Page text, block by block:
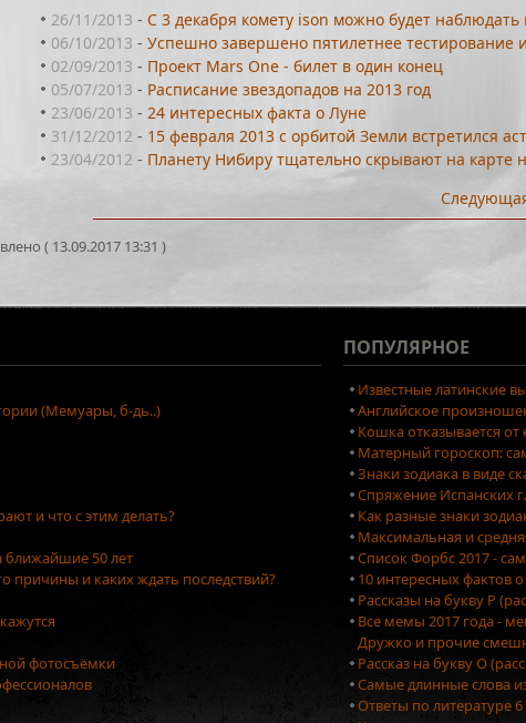
26/11/2013 - С 3 декабря комету ison можно будет
06/10/2013 -Успешно завершено пятилетнее тестирование
02/09/2013 - Проект Mars One - билет в один конец
05/07/2013 - Расписание звездопадов на 2013 год
23/06/2013 - 24 интересных факта о Луне
31/12/2012 - 15 февраля 2013 с орбитой Земли встретился
23/04/2012 - Планету Нибиру тщательно скрывают на карте
( 13.09.2017 13:31 )
(Мемуары, б-дь..)
и что с этим делать?
ближайшие 50 лет
причины и каких ждать последствий?
фотосъёмки
ПОПУЛЯРНОЕ
Известные латинские
Английское
Кошка отказывается
Матерный гороскоп:
Знаки зодиака в виде
Спряжение Испанских
Как разные знаки
Максимальная и
Список Форбс 2017 -
10 интересных фактов
Рассказы на букву Р
Все мемы 2017 года -
Дружко и прочие
Рассказ на букву О
Самые длинные слова
Ответы по литературе 6